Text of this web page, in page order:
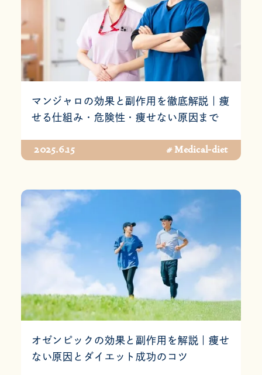
マンジャロの効果と副作用を徹底解説｜痩
せる仕組み・危険性・痩せない原因まで
2025.6.15 # Medical-diet
オゼンピックの効果と副作用を解説｜痩せ
ない原因とダイエット成功のコツ